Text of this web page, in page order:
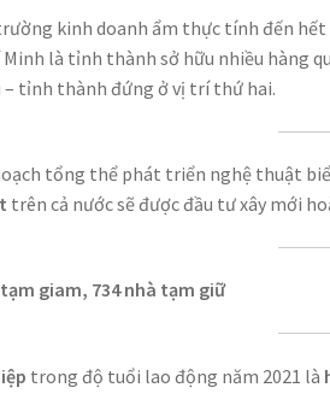
kinh doanh ẩm thực tính đến hết
là tỉnh thành sở hữu nhiều hàng
– tỉnh thành đứng ở vị trí thứ hai.
tổng thể phát triển nghệ thuật
trên cả nước sẽ được đầu tư xây mới
giam, 734 nhà tạm giữ
trong độ tuổi lao động năm 2021 là